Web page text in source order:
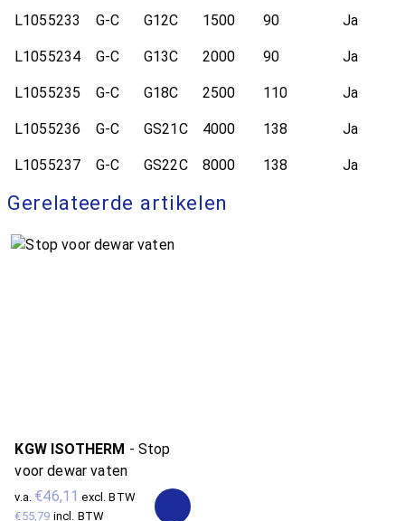
L1055233 G-C G12C 1500 90 Ja
L1055234 G-C G13C 2000 90 Ja
L1055235 G-C G18C 2500 110 Ja
L1055236 G-C GS21C 4000 138 Ja
L1055237 G-C GS22C 8000 138 Ja
Gerelateerde artikelen
KGW ISOTHERM - Stop
voor dewar vaten
v.a. €46,11 excl. BTW
€55,79 incl. BTW